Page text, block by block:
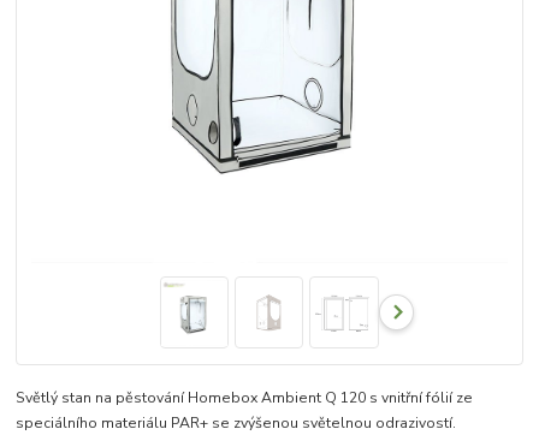
Světlý stan na pěstování Homebox Ambient Q 120 s vnitřní fólií ze
speciálního materiálu PAR+ se zvýšenou světelnou odrazivostí.